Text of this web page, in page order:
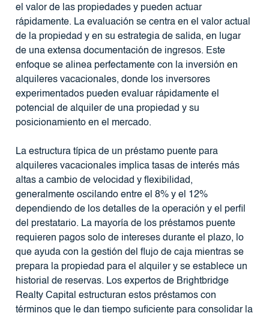
el valor de las propiedades y pueden actuar
rápidamente. La evaluación se centra en el valor actual
de la propiedad y en su estrategia de salida, en lugar
de una extensa documentación de ingresos. Este
enfoque se alinea perfectamente con la inversión en
alquileres vacacionales, donde los inversores
experimentados pueden evaluar rápidamente el
potencial de alquiler de una propiedad y su
posicionamiento en el mercado.
La estructura típica de un préstamo puente para
alquileres vacacionales implica tasas de interés más
altas a cambio de velocidad y flexibilidad,
generalmente oscilando entre el 8% y el 12%
dependiendo de los detalles de la operación y el perfil
del prestatario. La mayoría de los préstamos puente
requieren pagos solo de intereses durante el plazo, lo
que ayuda con la gestión del flujo de caja mientras se
prepara la propiedad para el alquiler y se establece un
historial de reservas. Los expertos de Brightbridge
Realty Capital estructuran estos préstamos con
términos que le dan tiempo suficiente para consolidar la